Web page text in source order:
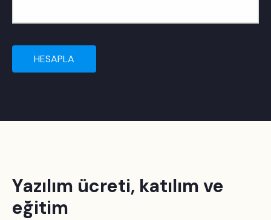
HESAPLA
Yazılım ücreti, katılım ve
eğitim